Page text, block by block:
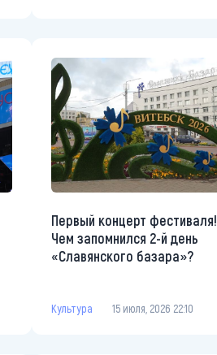
Первый концерт фестиваля!
Чем запомнился 2-й день
«Славянского базара»?
Культура 15 июля, 2026 22:10